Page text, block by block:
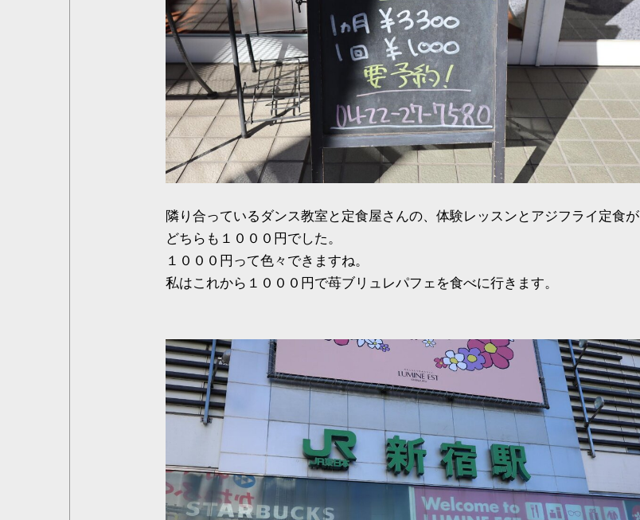
隣り合っているダンス教室と定食屋さんの、体験レッスンとアジフライ定食が
どちらも１０００円でした。
１０００円って色々できますね。
私はこれから１０００円で苺ブリュレパフェを食べに行きます。